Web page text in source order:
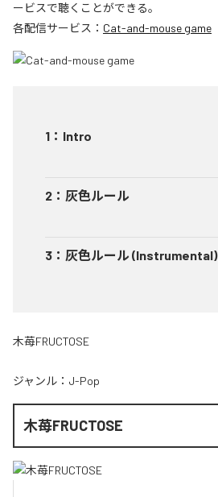
ービスで聴くことができる。
各配信サービス： Cat-and-mouse game
1 ： Intro
2 ： 灰色ルール
3 ： 灰色ルール (Instrumental)
木苺FRUCTOSE
ジャンル： J-Pop
木苺FRUCTOSE